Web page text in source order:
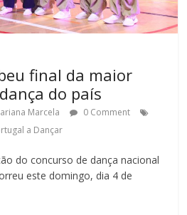
final da maior
do país
Marcela
0 Comment
a Dançar
do concurso de dança nacional
este domingo, dia 4 de